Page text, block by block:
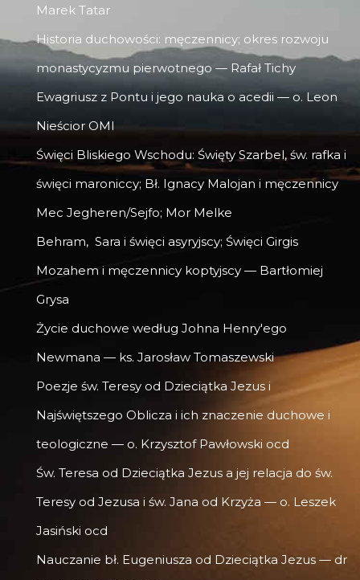
Marek Tatar
Historia duchowości: męczennicy; okres rozwoju
monastycyzmu pierwotnego — Rafał Tichy
Ewagriusz z Pontu i jego nauka o acedii — o. Leon
Nieścior OMI
Święci Bliskiego Wschodu: Święty Szarbel, św. rafka i
święci maroniccy; Bł. Ignacy Malojan i męczennicy
Mec Jegheren/Sejfo; Mor Melke
Behram, Sara i święci asyryjscy; Święci Girgis
Mozahem i męczennicy koptyjscy — Bartłomiej
Grysa
Życie duchowe według Johna Henry'ego
Newmana — ks. Jarosław Tomaszewski
Poezje św. Teresy od Dzieciątka Jezus i
Najświętszego Oblicza i ich znaczenie duchowe i
teologiczne — o. Krzysztof Pawłowski ocd
Św. Teresa od Dzieciątka Jezus a jej relacja do św.
Teresy od Jezusa i św. Jana od Krzyża — o. Leszek
Jasiński ocd
Nauczanie bł. Eugeniusza od Dzieciątka Jezus — dr